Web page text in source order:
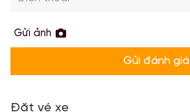
Gửi ảnh
Gửi đánh giá
Đặt vé xe